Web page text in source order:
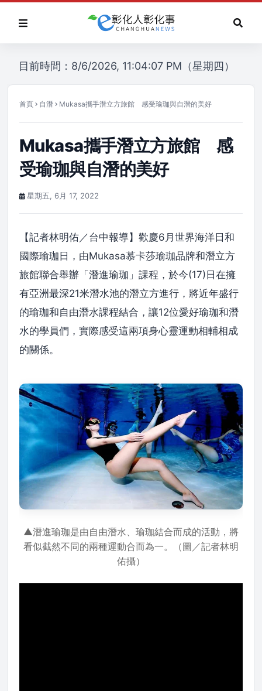
目前時間：8/6/2026, 11:04:07 PM（星期四）
首頁 自潛 Mukasa攜手潛立方旅館 感受瑜珈與自潛的美好
Mukasa攜手潛立方旅館 感
受瑜珈與自潛的美好
星期五, 6月 17, 2022
【記者林明佑／台中報導】歡慶6月世界海洋日和
國際瑜珈日，由Mukasa慕卡莎瑜珈品牌和潛立方
旅館聯合舉辦「潛進瑜珈」課程，於今(17)日在擁
有亞洲最深21米潛水池的潛立方進行，將近年盛行
的瑜珈和自由潛水課程結合，讓12位愛好瑜珈和潛
水的學員們，實際感受這兩項身心靈運動相輔相成
的關係。
▲潛進瑜珈是由自由潛水、瑜珈結合而成的活動，將
看似截然不同的兩種運動合而為一。（圖／記者林明
佑攝）